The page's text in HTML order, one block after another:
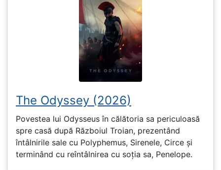
The Odyssey (2026)
Povestea lui Odysseus în călătoria sa periculoasă
spre casă după Războiul Troian, prezentând
întâlnirile sale cu Polyphemus, Sirenele, Circe și
terminând cu reîntâlnirea cu soția sa, Penelope.